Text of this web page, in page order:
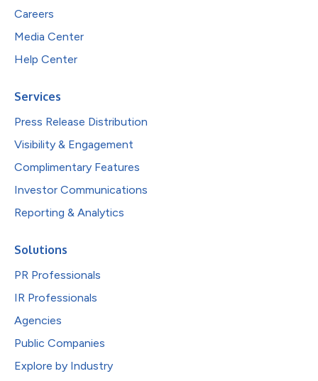
Careers
Media Center
Help Center
Services
Press Release Distribution
Visibility & Engagement
Complimentary Features
Investor Communications
Reporting & Analytics
Solutions
PR Professionals
IR Professionals
Agencies
Public Companies
Explore by Industry